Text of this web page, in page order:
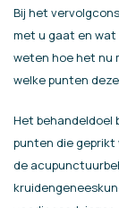
Bij het
met u gaat en wat
weten hoe het nu
welke punten
Het behandeldoel
punten die geprikt
de